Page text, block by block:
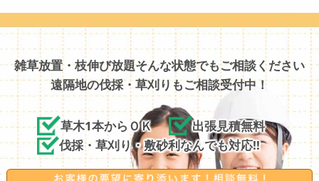
雑草放置・枝伸び放題そんな状態でもご相談ください
遠隔地の伐採・草刈りもご相談受付中！
草木1本からＯＫ
出張見積無料
伐採・草刈り・敷砂利なんでも対応!!